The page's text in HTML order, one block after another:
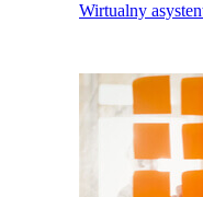
Wirtualny